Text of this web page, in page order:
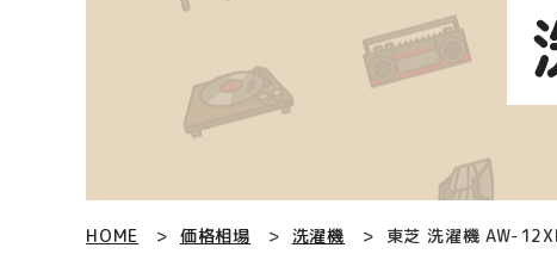
HOME 価格相場 洗濯機 東芝 洗濯機 AW-